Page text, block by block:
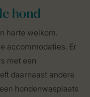
hond
harte welkom.
accommodaties. Er
met een
daarnaast andere
hondenwasplaats